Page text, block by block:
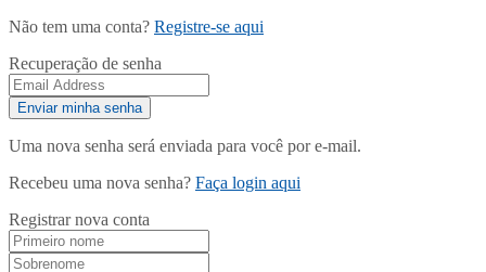
Não tem uma conta? Registre-se aqui
Recuperação de senha
Uma nova senha será enviada para você por e-mail.
Recebeu uma nova senha? Faça login aqui
Registrar nova conta